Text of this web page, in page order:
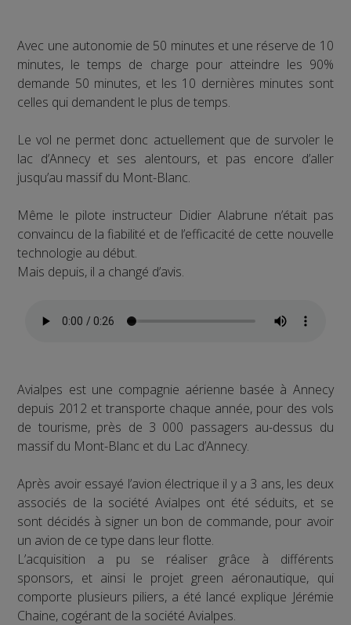
Avec une autonomie de 50 minutes et une réserve de 10
minutes, le temps de charge pour atteindre les 90%
demande 50 minutes, et les 10 dernières minutes sont
celles qui demandent le plus de temps.
Le vol ne permet donc actuellement que de survoler le
lac d’Annecy et ses alentours, et pas encore d’aller
jusqu’au massif du Mont-Blanc.
Même le pilote instructeur Didier Alabrune n’était pas
convaincu de la fiabilité et de l’efficacité de cette nouvelle
technologie au début.
Mais depuis, il a changé d’avis.
Avialpes est une compagnie aérienne basée à Annecy
depuis 2012 et transporte chaque année, pour des vols
de tourisme, près de 3 000 passagers au-dessus du
massif du Mont-Blanc et du Lac d’Annecy.
Après avoir essayé l’avion électrique il y a 3 ans, les deux
associés de la société Avialpes ont été séduits, et se
sont décidés à signer un bon de commande, pour avoir
un avion de ce type dans leur flotte.
L’acquisition a pu se réaliser grâce à différents
sponsors, et ainsi le projet green aéronautique, qui
comporte plusieurs piliers, a été lancé explique Jérémie
Chaine, cogérant de la société Avialpes.